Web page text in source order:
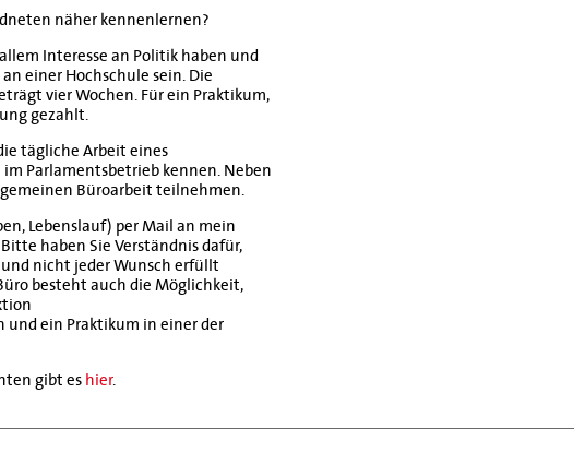
näher kennenlernen?
Interesse an Politik haben und
einer Hochschule sein. Die
vier Wochen. Für ein Praktikum,
gezahlt.
tägliche Arbeit eines
Parlamentsbetrieb kennen. Neben
Büroarbeit teilnehmen.
Lebenslauf) per Mail an mein
Bitte haben Sie Verständnis dafür,
nicht jeder Wunsch erfüllt
besteht auch die Möglichkeit,
und ein Praktikum in einer der
gibt es hier.